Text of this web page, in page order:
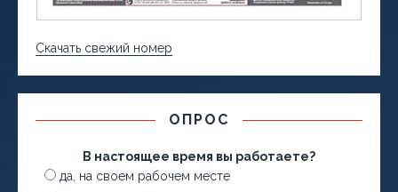
Скачать свежий номер
ОПРОС
В настоящее время вы работаете?
да, на своем рабочем месте